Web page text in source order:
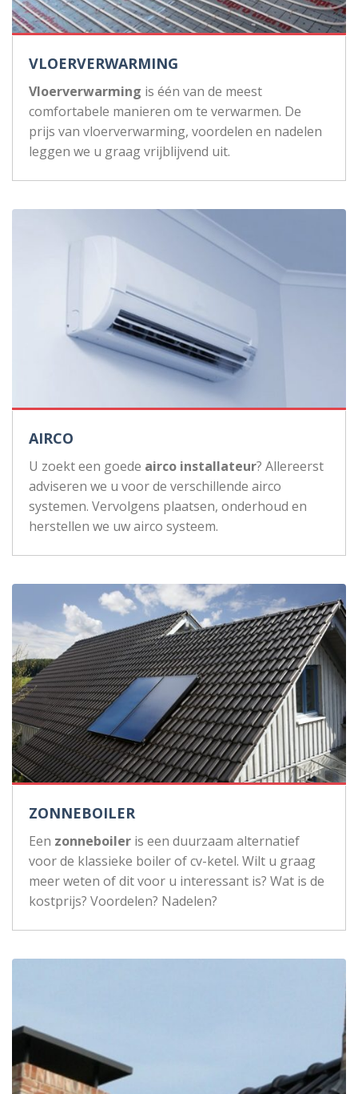
VLOERVERWARMING
Vloerverwarming is één van de meest
comfortabele manieren om te verwarmen. De
prijs van vloerverwarming, voordelen en nadelen
leggen we u graag vrijblijvend uit.
AIRCO
U zoekt een goede airco installateur? Allereerst
adviseren we u voor de verschillende airco
systemen. Vervolgens plaatsen, onderhoud en
herstellen we uw airco systeem.
ZONNEBOILER
Een zonneboiler is een duurzaam alternatief
voor de klassieke boiler of cv-ketel. Wilt u graag
meer weten of dit voor u interessant is? Wat is de
kostprijs? Voordelen? Nadelen?